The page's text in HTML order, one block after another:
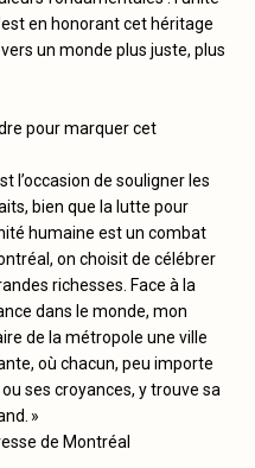
en honorant cet héritage
un monde plus juste, plus
pour marquer cet
l’occasion de souligner les
bien que la lutte pour
humaine est un combat
on choisit de célébrer
richesses. Face à la
dans le monde, mon
de la métropole une ville
où chacun, peu importe
ses croyances, y trouve sa
»
de Montréal